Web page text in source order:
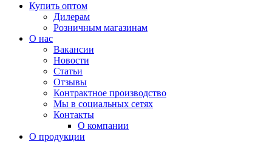
Купить оптом
Дилерам
Розничным магазинам
О нас
Вакансии
Новости
Статьи
Отзывы
Контрактное производство
Мы в социальных сетях
Контакты
О компании
О продукции